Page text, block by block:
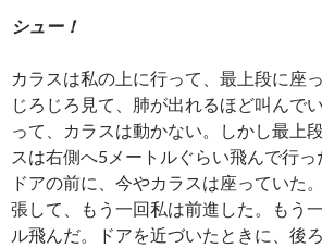
シュー！
カラスは私の上に行って、最上段に座
じろじろ見て、肺が出れるほど叫んで
って、カラスは動かない。しかし最上
スは右側へ5メートルぐらい飛んで行
ドアの前に、今やカラスは座っていた
張して、もう一回私は前進した。もう
ル飛んだ。ドアを近づいたときに、後